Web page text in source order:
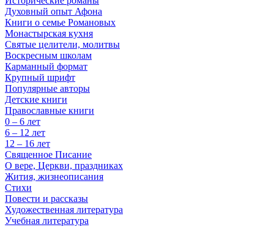
Духовный опыт Афона
Книги о семье Романовых
Монастырская кухня
Святые целители, молитвы
Воскресным школам
Карманный формат
Крупный шрифт
Популярные авторы
Детские книги
Православные книги
0 – 6 лет
6 – 12 лет
12 – 16 лет
Священное Писание
О вере, Церкви, праздниках
Жития, жизнеописания
Стихи
Повести и рассказы
Художественная литература
Учебная литература